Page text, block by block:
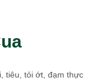
tiêu, tỏi ớt, đạm thực